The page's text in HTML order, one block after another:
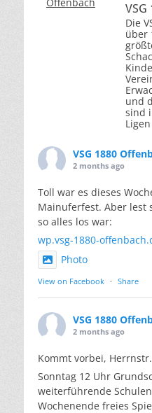
Die
über
und
sind
VSG 1880
2 months ago
Toll war es dieses
Mainuferfest. Aber lest
so alles los war:
wp.vsg-1880-
Photo
View on Facebook · Share
VSG 1880
2 months ago
Kommt vorbei,
Sonntag 12 Uhr
weiterführende
Wochenende freies